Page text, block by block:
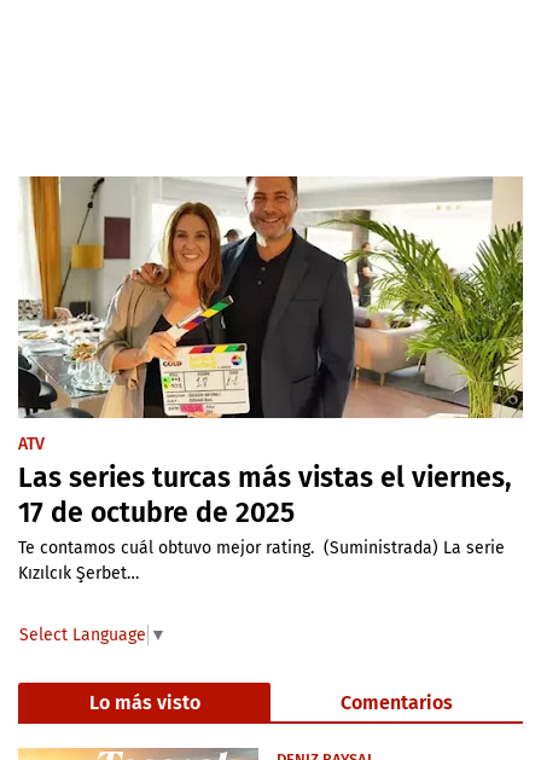
ATV
Las series turcas más vistas el viernes,
17 de octubre de 2025
Te contamos cuál obtuvo mejor rating. (Suministrada) La serie
Kızılcık Şerbet…
Select Language ▼
Lo más visto Comentarios